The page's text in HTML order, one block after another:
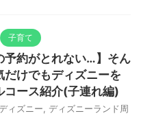
子育て
予約がとれない…】そん
だけでもディズニーを
コース紹介(子連れ編)
ディズニー
ディズニーランド周